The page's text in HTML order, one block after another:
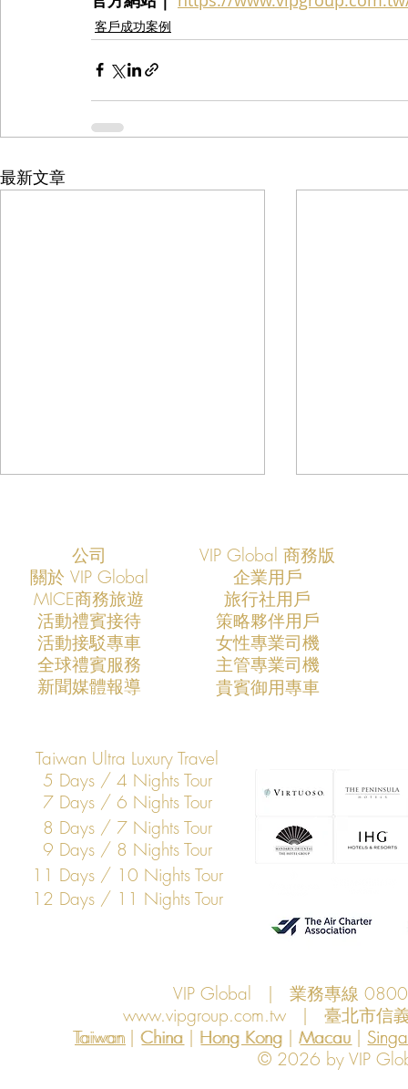
客戶成功案例
最新文章
VIP Global成功支援COMPUTEX
2026全球AI產業領袖訪台專案
打造亞洲科技展會商務移動與
VIP Global成
2025全球AI
公司
VIP Global 商務版
關於 VIP Global
企業用戶
​MICE商務旅遊
旅行社用戶
​活動禮賓接待
策略夥伴用戶
活動接駁專車
​全球禮賓服務
​新聞媒體報導
​女性專業司機
​主管專業司機
​貴賓御用專車
Taiwan Ultra Luxury Travel
5 Days / 4 Nights Tour
7 Days / 6 Nights Tour
8 Days / 7 Nights Tour
9 Days / 8 Nights Tour
11 Days / 10 Nights Tour
12 Days / 11 Nights Tour
VIP Global | 業務專線
www.vipgroup.com.tw | 臺北市信
Taiwan | China | Hong Kong | Macau |
Hong Kong
China Macau
Taiwan
© 2026 by VIP